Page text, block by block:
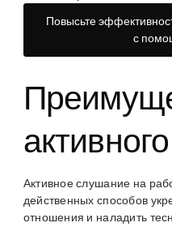
Повысьте
с
Активное слушание на
действенных способов
отношения и наладить